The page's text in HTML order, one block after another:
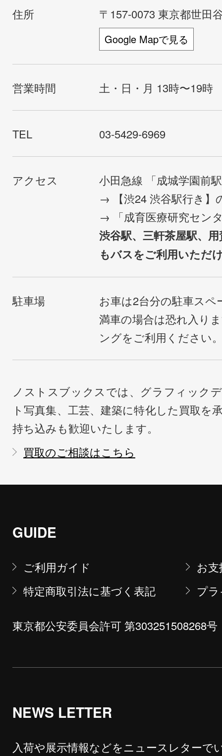
住所 〒157-0073 東京都世田
Google Mapで見る
営業時間 土・日・月 13時〜19時
TEL 03-5429-6969
アクセス
小田急線 「成城学園前
→ 【渋24 渋谷駅行き】
→ 「成育医療研究セン
渋谷駅、三軒茶屋駅、
もバスをご利用いただ
駐車場
お車は2台分の駐車ス
満車の場合は恐れ入り
ングをご利用ください
ノストスブックスでは、グラフィック
ト写真集、工芸、建築に特化した買取を
持ち込みも歓迎いたします。
買取のご相談はこちら
GUIDE
ご利用ガイド
お
特定商取引法に基づく表記
プ
東京都公安委員会許可 第303251508268号
NEWS LETTER
入荷や展示情報などをニュースレターで